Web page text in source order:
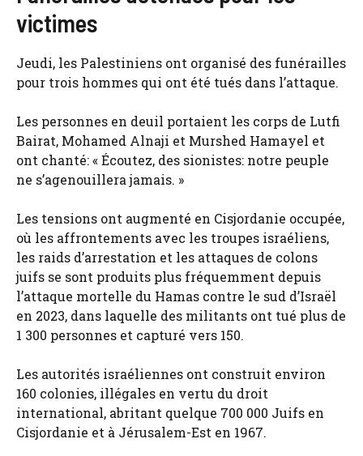
victimes
Jeudi, les Palestiniens ont organisé des funérailles
pour trois hommes qui ont été tués dans l’attaque.
Les personnes en deuil portaient les corps de Lutfi
Bairat, Mohamed Alnaji et Murshed Hamayel et
ont chanté: « Écoutez, des sionistes: notre peuple
ne s’agenouillera jamais. »
Les tensions ont augmenté en Cisjordanie occupée,
où les affrontements avec les troupes israéliens,
les raids d’arrestation et les attaques de colons
juifs se sont produits plus fréquemment depuis
l’attaque mortelle du Hamas contre le sud d’Israël
en 2023, dans laquelle des militants ont tué plus de
1 300 personnes et capturé vers 150.
Les autorités israéliennes ont construit environ
160 colonies, illégales en vertu du droit
international, abritant quelque 700 000 Juifs en
Cisjordanie et à Jérusalem-Est en 1967.